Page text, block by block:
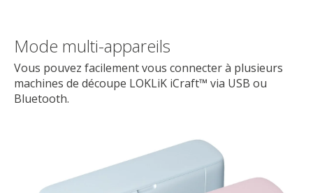
Mode multi-appareils
Vous pouvez facilement vous connecter à plusieurs
machines de découpe LOKLiK iCraft™ via USB ou
Bluetooth.